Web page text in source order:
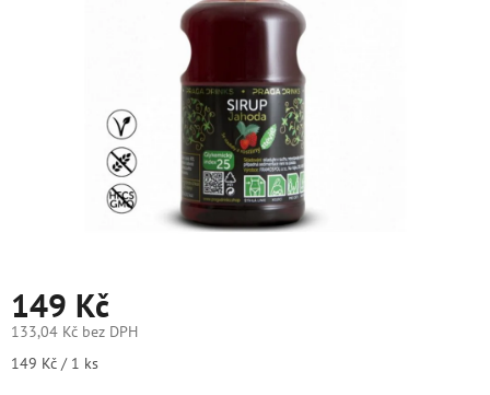
149 Kč
133,04 Kč bez DPH
Měrná
149 Kč / 1 ks